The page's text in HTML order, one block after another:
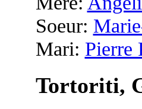
Soeur:
Mari: Pierre
Tortoriti,